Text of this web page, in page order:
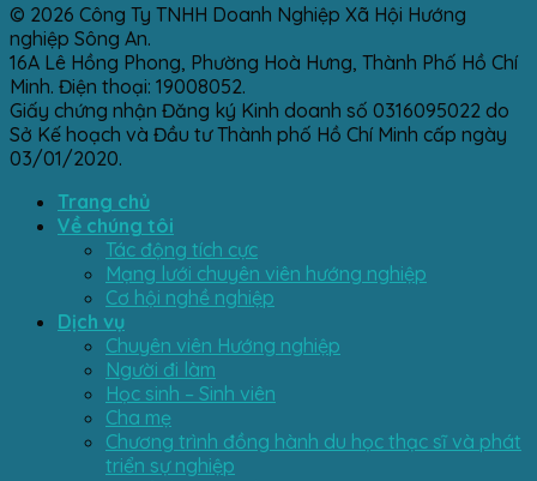
© 2026 Công Ty TNHH Doanh Nghiệp Xã Hội Hướng
nghiệp Sông An.
16A Lê Hồng Phong, Phường Hoà Hưng, Thành Phố Hồ Chí
Minh. Điện thoại: 19008052.
Giấy chứng nhận Đăng ký Kinh doanh số 0316095022 do
Sở Kế hoạch và Đầu tư Thành phố Hồ Chí Minh cấp ngày
03/01/2020.
Trang chủ
Về chúng tôi
Tác động tích cực
Mạng lưới chuyên viên hướng nghiệp
Cơ hội nghề nghiệp
Dịch vụ
Chuyên viên Hướng nghiệp
Người đi làm
Học sinh – Sinh viên
Cha mẹ
Chương trình đồng hành du học thạc sĩ và phát
triển sự nghiệp